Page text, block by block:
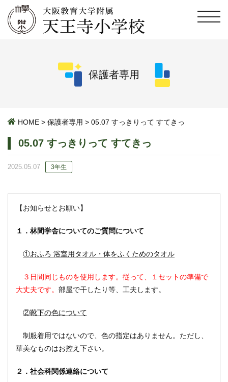
保護者専用
HOME > 保護者専用 > 05.07 すっきりって すてきっ
05.07 すっきりって すてきっ
2025.05.07 3年生
【お知らせとお願い】
１．林間学舎についてのご質問について
①おふろ 浴室用タオル・体をふくためのタオル
３日間同じものを使用します。従って、１セットの準備で
大丈夫です。 部屋で干したり等、工夫します。
②靴下の色について
制服着用ではないので、色の指定はありません。ただし、
華美なものはお控え下さい。
２．社会科関係連絡について